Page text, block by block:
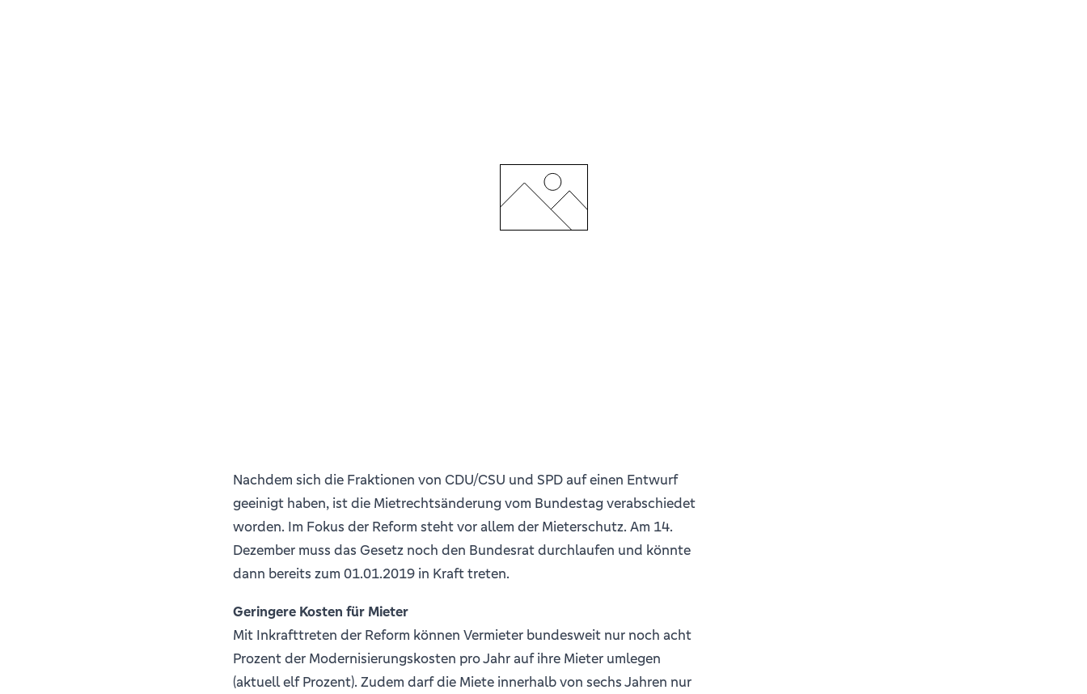
Nachdem sich die Fraktionen von CDU/CSU und SPD auf einen Entwurf
geeinigt haben, ist die Mietrechtsänderung vom Bundestag verabschiedet
worden. Im Fokus der Reform steht vor allem der Mieterschutz. Am 14.
Dezember muss das Gesetz noch den Bundesrat durchlaufen und könnte
dann bereits zum 01.01.2019 in Kraft treten.
Geringere Kosten für Mieter
Mit Inkrafttreten der Reform können Vermieter bundesweit nur noch acht
Prozent der Modernisierungskosten pro Jahr auf ihre Mieter umlegen
(aktuell elf Prozent). Zudem darf die Miete innerhalb von sechs Jahren nur